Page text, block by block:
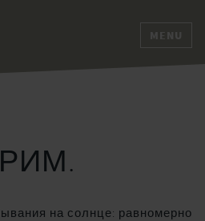
MENU
на солнце: равномерно